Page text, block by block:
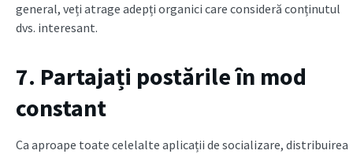
general, veți atrage adepți organici care consideră conținutul
dvs. interesant.
7. Partajați postările în mod
constant
Ca aproape toate celelalte aplicații de socializare, distribuirea